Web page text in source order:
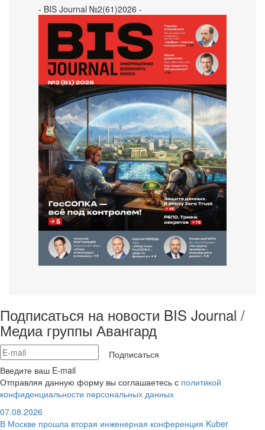
- BIS Journal №2(61)2026 -
Подписаться на новости BIS Journal /
Медиа группы Авангард
Подписаться
Введите ваш E-mail
Отправляя данную форму вы соглашаетесь с политикой
конфиденциальности персональных данных
07.08.2026
В Москве прошла вторая инженерная конференция Kuber